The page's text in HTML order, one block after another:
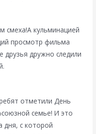
смеха!А кульминацией
просмотр фильма
дружно следили
отметили День
семье! И это
дня, с которой